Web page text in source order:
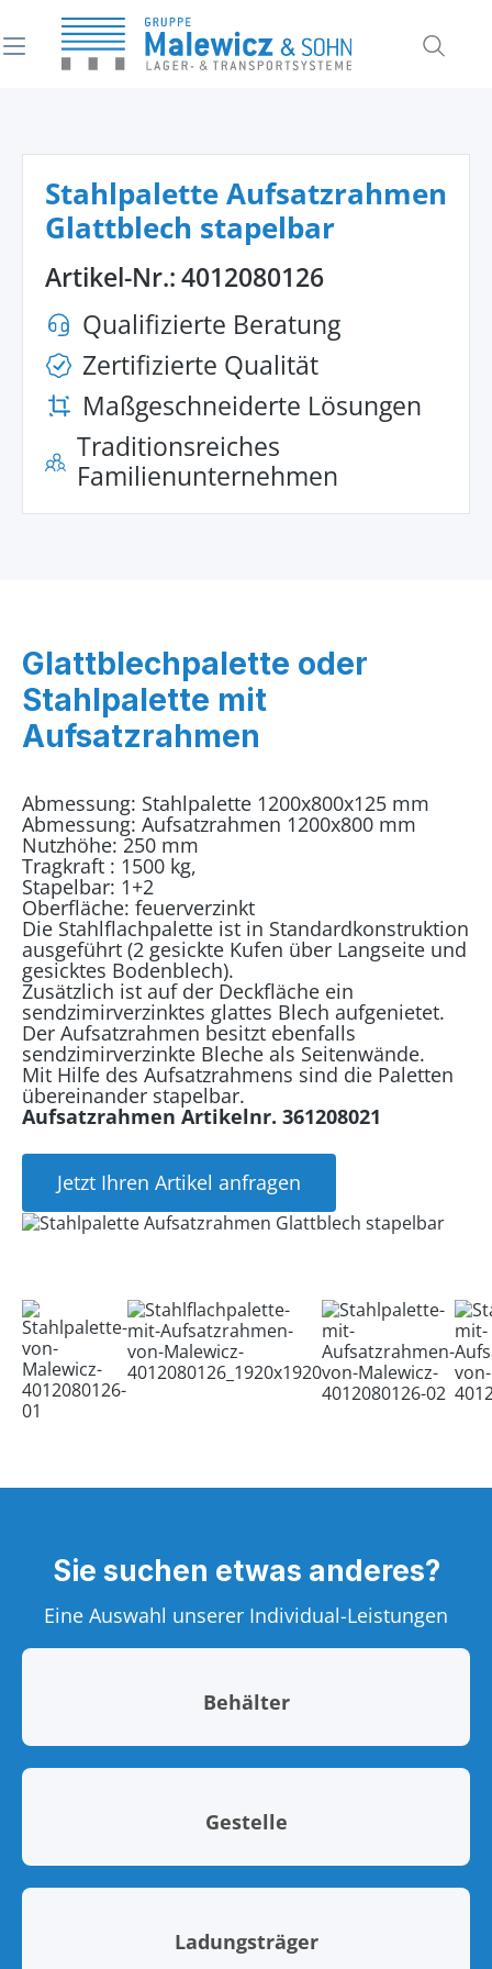
springen
Stahlpalette Aufsatzrahmen
Glattblech stapelbar
Artikel-Nr.:4012080126
Qualifizierte Beratung
Zertifizierte Qualität
Maßgeschneiderte Lösungen
Traditionsreiches
Familienunternehmen
Glattblechpalette oder
Stahlpalette mit
Aufsatzrahmen
Abmessung: Stahlpalette 1200x800x125 mm
Abmessung: Aufsatzrahmen 1200x800 mm
Nutzhöhe: 250 mm
Tragkraft : 1500 kg,
Stapelbar: 1+2
Oberfläche: feuerverzinkt
Die Stahlflachpalette ist in Standardkonstruktion
ausgeführt (2 gesickte Kufen über Langseite und
gesicktes Bodenblech).
Zusätzlich ist auf der Deckfläche ein
sendzimirverzinktes glattes Blech aufgenietet.
Der Aufsatzrahmen besitzt ebenfalls
sendzimirverzinkte Bleche als Seitenwände.
Mit Hilfe des Aufsatzrahmens sind die Paletten
übereinander stapelbar.
Aufsatzrahmen Artikelnr. 361208021
Jetzt Ihren Artikel anfragen
Sie suchen etwas anderes?
Eine Auswahl unserer Individual-Leistungen
Behälter
Gestelle
Ladungsträger